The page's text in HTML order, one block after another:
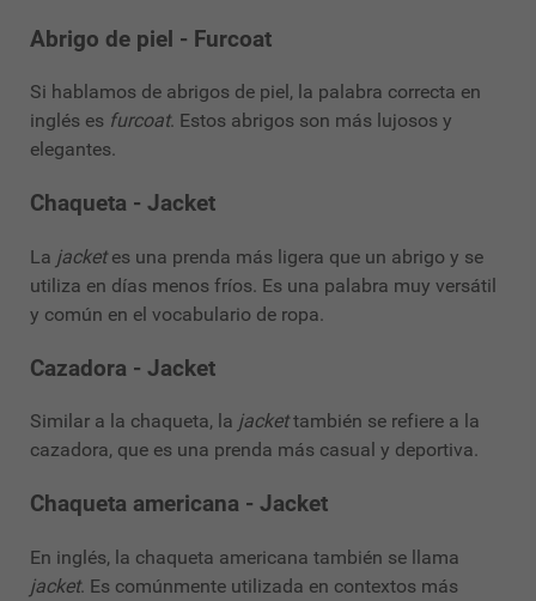
Abrigo de piel - Furcoat
Si hablamos de abrigos de piel, la palabra correcta en
inglés es furcoat. Estos abrigos son más lujosos y
elegantes.
Chaqueta - Jacket
La jacketes una prenda más ligera que un abrigo y se
utiliza en días menos fríos. Es una palabra muy versátil
y común en el vocabulario de ropa.
Cazadora - Jacket
Similar a la chaqueta, la jackettambién se refiere a la
cazadora, que es una prenda más casual y deportiva.
Chaqueta americana - Jacket
En inglés, la chaqueta americana también se llama
jacket. Es comúnmente utilizada en contextos más